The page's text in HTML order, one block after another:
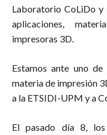
Laboratorio CoLiDo y
aplicaciones,
impresoras 3D.
Estamos ante uno
materia de impresión
a la ETSIDI-UPM y a
El pasado día 8, los